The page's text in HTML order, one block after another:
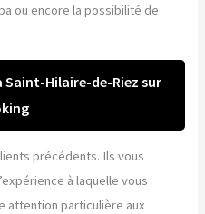
ou encore la possibilité de
Saint-Hilaire-de-Riez sur
précédents. Ils vous
à laquelle vous
attention particulière aux